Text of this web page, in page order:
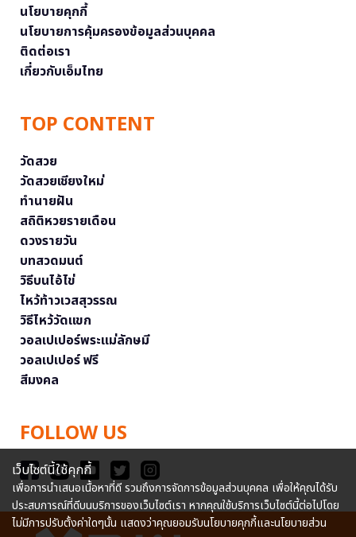
นโยบายคุกกี้
นโยบายการคุ้มครองข้อมูลส่วนบุคคล
ติดต่อเรา
เกี่ยวกับเอ็มไทย
TOP CONTENT
วัดสวย
วัดสวยเชียงใหม่
ทำนายฝัน
สถิติหวยรายเดือน
ดวงรายวัน
บทสวดมนต์
วิธีบนไอ้ไข่
ไหว้ท้าวเวสสุวรรณ
วิธีไหว้วัดแขก
วอลเปเปอร์พระแม่ลักษมี
วอลเปเปอร์ ฟรี
สีมงคล
FOLLOW US
เว็บไซต์นี้ใช้คุกกี้
เพื่อการนำเสนอเนื้อหาที่ดี รวมถึงการจัดการข้อมูลส่วนบุคคล เพื่อให้คุณได้รับ
ประสบการณ์ที่ดีบนบริการของเว็บไซต์เรา หากคุณใช้บริการเว็บไซต์นี้ต่อไปโดย
ไม่มีการปรับตั้งค่าใดๆนั้น แสดงว่าคุณยอมรับนโยบายคุกกี้และนโยบายส่วน